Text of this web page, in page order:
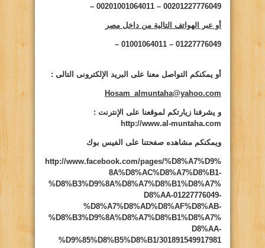
00201227776049 – 00201001064011 –
أو عبر الهواتف التالية من داخل مصر
01227776049 – 01001064011 –
أو يمكنكم التواصل معنا على البريد الإلكترونى التالى :
Hosam_almuntaha@yahoo.com
و يشرفنا زيارتكم لموقعنا على الإنترنت :
http://www.al-muntaha.com
ويمكنكم مشاهده صفحتنا على الفيس بوك
http://www.facebook.com/pages/%D8%A7%D9%
8A%D8%AC%D8%A7%D8%B1-
%D8%B3%D9%8A%D8%A7%D8%B1%D8%A7%
D8%AA-01227776049-
%D8%A7%D8%AD%D8%AF%D8%AB-
%D8%B3%D9%8A%D8%A7%D8%B1%D8%A7%
D8%AA-
%D9%85%D8%B5%D8%B1/301891549917981